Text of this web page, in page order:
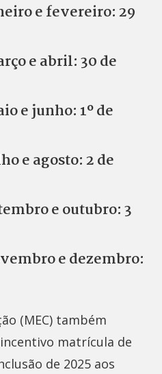
e fevereiro: 29
e abril: 30 de
e junho: 1º de
e agosto: 2 de
e outubro: 3
e dezembro:
(MEC) também
matrícula de
de 2025 aos